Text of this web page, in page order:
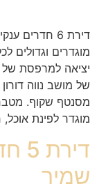
דירת 6
מוגדרים וגדולים
של מושב נווה
מסנטף שקוף.
מוגדר לפינת
שמיר